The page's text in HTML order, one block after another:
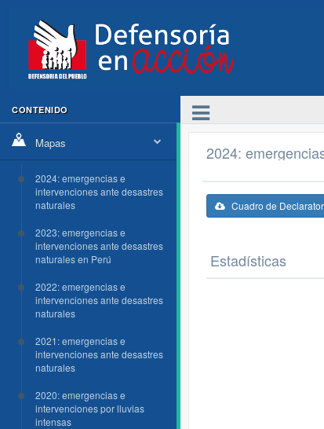
CONTENIDO
Mapas
2024: emergencias e
intervenciones ante desastres
naturales
2023: emergencias e
intervenciones ante desastres
naturales en Perú
2022: emergencias e
intervenciones ante desastres
naturales
2021: emergencias e
intervenciones ante desastres
naturales
2020: emergencias e
intervenciones por lluvias
intensas
2024:
Cuadro de
Estadísticas